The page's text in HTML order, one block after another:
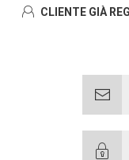
CLIENTE GIÀ